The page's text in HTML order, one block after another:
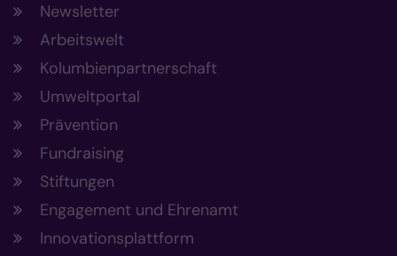
Newsletter
Arbeitswelt
Kolumbienpartnerschaft
Umweltportal
Prävention
Fundraising
Stiftungen
Engagement und Ehrenamt
Innovationsplattform